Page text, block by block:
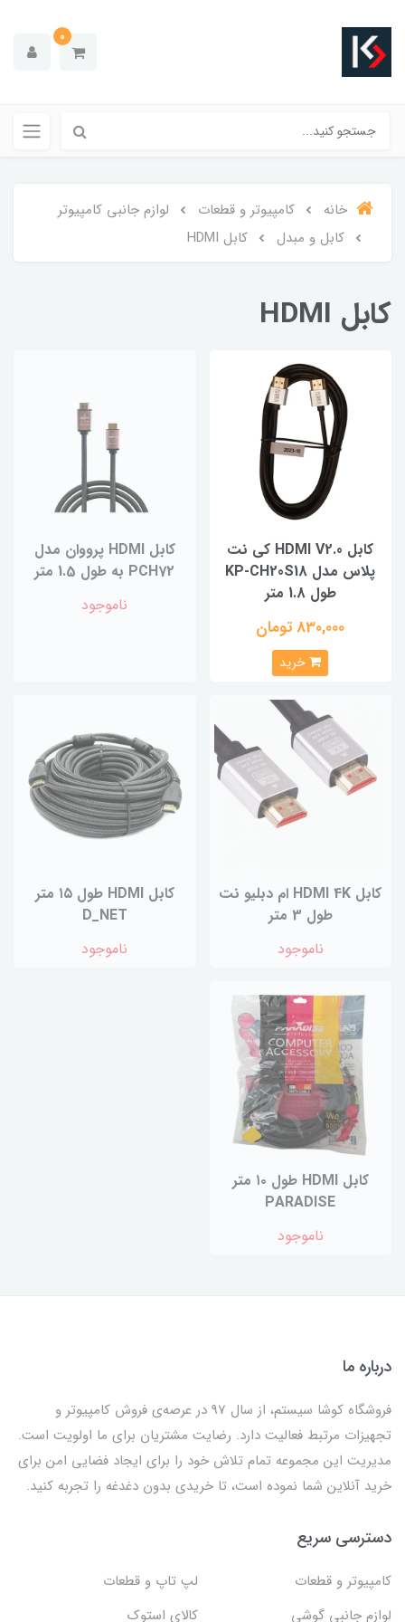
0
خانه کامپیوتر و قطعات
لوازم جانبی کامپیوتر
کابل و مبدل
کابل HDMI
کابل HDMI
کابل HDMI V2.0 کی نت
پلاس مدل KP-CH20S18
طول 1.8 متر
830,000 تومان
خرید
کابل HDMI پرووان مدل
PCH72 به طول 1.5 متر
ناموجود
کابل HDMI 4K ام دبلیو نت
طول 3 متر
ناموجود
کابل HDMI طول ۱۵ متر
D_NET
ناموجود
کابل HDMI طول ۱۰ متر
PARADISE
ناموجود
درباره ما
فروشگاه کوشا سیستم، از سال 97 در عرصه‌ی فروش کامپیوتر و
تجهیزات مرتبط فعالیت دارد. رضایت مشتریان برای ما اولویت است.
مدیریت این مجموعه تمام تلاش خود را برای ایجاد فضایی امن برای
خرید آنلاین شما نموده است، تا خریدی بدون دغدغه را تجربه کنید.
دسترسی سریع
کامپیوتر و قطعات
لپ تاپ و قطعات
لوازم جانبی گوشی
کالای استوک